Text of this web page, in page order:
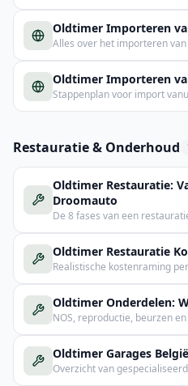
Oldtimer Importeren
Alles over het importeren
Oldtimer Importeren
Stappenplan voor import
Restauratie & Onderhoud
Oldtimer Restauratie:
Droomauto
De 8 fases van een
Oldtimer Restauratie
Realistische kostenraming
Oldtimer Onderdelen:
NOS, reproductie, beurzen
Oldtimer Garages België
Overzicht van